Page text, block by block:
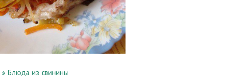
» Блюда из свинины